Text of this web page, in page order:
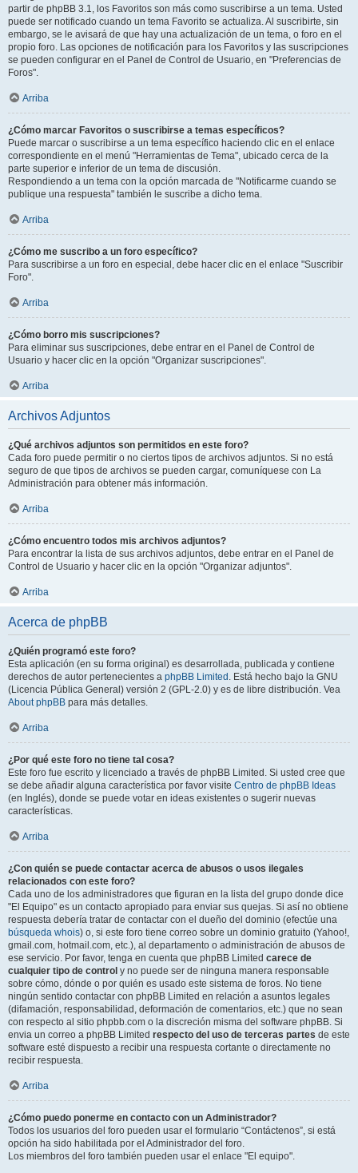
partir de phpBB 3.1, los Favoritos son más como suscribirse a un tema. Usted
puede ser notificado cuando un tema Favorito se actualiza. Al suscribirte, sin
embargo, se le avisará de que hay una actualización de un tema, o foro en el
propio foro. Las opciones de notificación para los Favoritos y las suscripciones
se pueden configurar en el Panel de Control de Usuario, en "Preferencias de
Foros".
Arriba
¿Cómo marcar Favoritos o suscribirse a temas específicos?
Puede marcar o suscribirse a un tema específico haciendo clic en el enlace
correspondiente en el menú "Herramientas de Tema", ubicado cerca de la
parte superior e inferior de un tema de discusión.
Respondiendo a un tema con la opción marcada de "Notificarme cuando se
publique una respuesta" también le suscribe a dicho tema.
Arriba
¿Cómo me suscribo a un foro específico?
Para suscribirse a un foro en especial, debe hacer clic en el enlace "Suscribir
Foro".
Arriba
¿Cómo borro mis suscripciones?
Para eliminar sus suscripciones, debe entrar en el Panel de Control de
Usuario y hacer clic en la opción "Organizar suscripciones".
Arriba
Archivos Adjuntos
¿Qué archivos adjuntos son permitidos en este foro?
Cada foro puede permitir o no ciertos tipos de archivos adjuntos. Si no está
seguro de que tipos de archivos se pueden cargar, comuníquese con La
Administración para obtener más información.
Arriba
¿Cómo encuentro todos mis archivos adjuntos?
Para encontrar la lista de sus archivos adjuntos, debe entrar en el Panel de
Control de Usuario y hacer clic en la opción "Organizar adjuntos".
Arriba
Acerca de phpBB
¿Quién programó este foro?
Esta aplicación (en su forma original) es desarrollada, publicada y contiene
derechos de autor pertenecientes a phpBB Limited . Está hecho bajo la GNU
(Licencia Pública General) versión 2 (GPL-2.0) y es de libre distribución. Vea
About phpBB para más detalles.
Arriba
¿Por qué este foro no tiene tal cosa?
Este foro fue escrito y licenciado a través de phpBB Limited. Si usted cree que
se debe añadir alguna característica por favor visite Centro de phpBB Ideas
(en Inglés), donde se puede votar en ideas existentes o sugerir nuevas
características.
Arriba
¿Con quién se puede contactar acerca de abusos o usos ilegales
relacionados con este foro?
Cada uno de los administradores que figuran en la lista del grupo donde dice
"El Equipo" es un contacto apropiado para enviar sus quejas. Si así no obtiene
respuesta debería tratar de contactar con el dueño del dominio (efectúe una
búsqueda whois) o, si este foro tiene correo sobre un dominio gratuito (Yahoo!,
gmail.com, hotmail.com, etc.), al departamento o administración de abusos de
ese servicio. Por favor, tenga en cuenta que phpBB Limited carece de
cualquier tipo de control y no puede ser de ninguna manera responsable
sobre cómo, dónde o por quién es usado este sistema de foros. No tiene
ningún sentido contactar con phpBB Limited en relación a asuntos legales
(difamación, responsabilidad, deformación de comentarios, etc.) que no sean
con respecto al sitio phpbb.com o la discreción misma del software phpBB. Si
envia un correo a phpBB Limited respecto del uso de terceras partes de este
software esté dispuesto a recibir una respuesta cortante o directamente no
recibir respuesta.
Arriba
¿Cómo puedo ponerme en contacto con un Administrador?
Todos los usuarios del foro pueden usar el formulario “Contáctenos”, si está
opción ha sido habilitada por el Administrador del foro.
Los miembros del foro también pueden usar el enlace "El equipo".